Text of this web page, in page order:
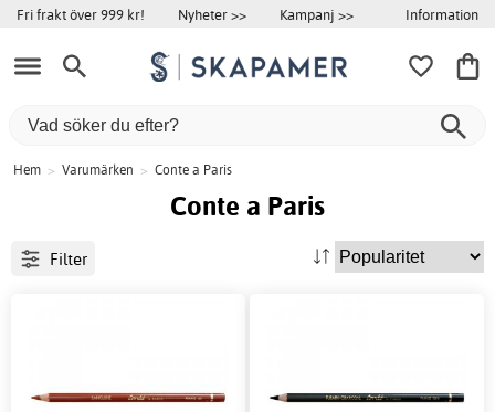
Fri frakt över 999 kr! Nyheter >> Kampanj >> Information
Hem > Varumärken > Conte a Paris
Conte a Paris
Filter